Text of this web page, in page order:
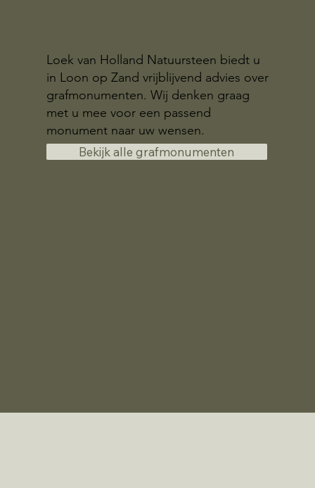
Loek van Holland Natuursteen biedt u
in Loon op Zand vrijblijvend advies over
grafmonumenten. Wij denken graag
met u mee voor een passend
monument naar uw wensen.
Bekijk alle grafmonumenten